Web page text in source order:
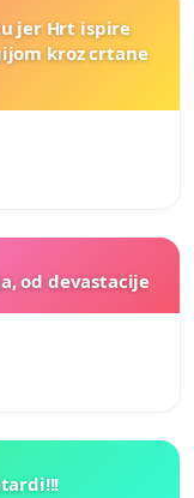
jer Hrt ispire
kroz crtane
od devastacije